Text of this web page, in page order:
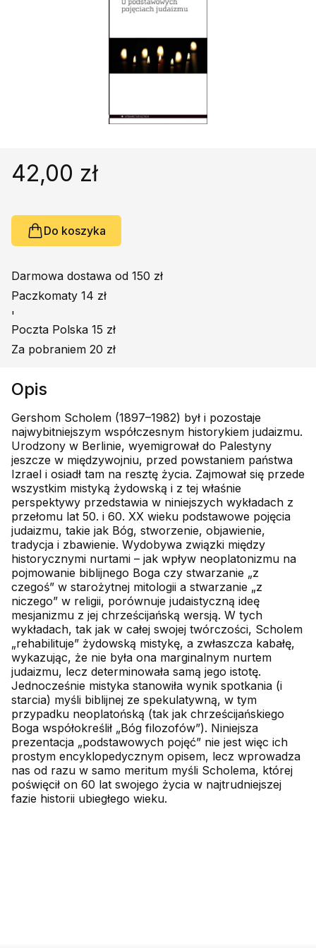
Książki obcojęzyczne
Promocja
42,00 zł
Do koszyka
Darmowa dostawa od 150 zł
Paczkomaty 14 zł
'
Poczta Polska 15 zł
Za pobraniem 20 zł
Opis
Gershom Scholem (1897–1982) był i pozostaje
najwybitniejszym współczesnym historykiem judaizmu.
Urodzony w Berlinie, wyemigrował do Palestyny
jeszcze w międzywojniu, przed powstaniem państwa
Izrael i osiadł tam na resztę życia. Zajmował się przede
wszystkim mistyką żydowską i z tej właśnie
perspektywy przedstawia w niniejszych wykładach z
przełomu lat 50. i 60. XX wieku podstawowe pojęcia
judaizmu, takie jak Bóg, stworzenie, objawienie,
tradycja i zbawienie. Wydobywa związki między
historycznymi nurtami – jak wpływ neoplatonizmu na
pojmowanie biblijnego Boga czy stwarzanie „z
czegoś” w starożytnej mitologii a stwarzanie „z
niczego” w religii, porównuje judaistyczną ideę
mesjanizmu z jej chrześcijańską wersją. W tych
wykładach, tak jak w całej swojej twórczości, Scholem
„rehabilituje” żydowską mistykę, a zwłaszcza kabałę,
wykazując, że nie była ona marginalnym nurtem
judaizmu, lecz determinowała samą jego istotę.
Jednocześnie mistyka stanowiła wynik spotkania (i
starcia) myśli biblijnej ze spekulatywną, w tym
przypadku neoplatońską (tak jak chrześcijańskiego
Boga współokreślił „Bóg filozofów”). Niniejsza
prezentacja „podstawowych pojęć” nie jest więc ich
prostym encyklopedycznym opisem, lecz wprowadza
nas od razu w samo meritum myśli Scholema, której
poświęcił on 60 lat swojego życia w najtrudniejszej
fazie historii ubiegłego wieku.